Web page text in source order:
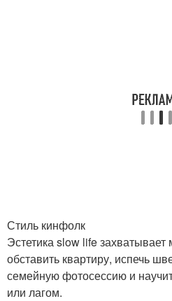
Стиль кинфолк
Эстетика slow life захватывает
обставить квартиру, испечь
семейную фотосессию и
или лагом.